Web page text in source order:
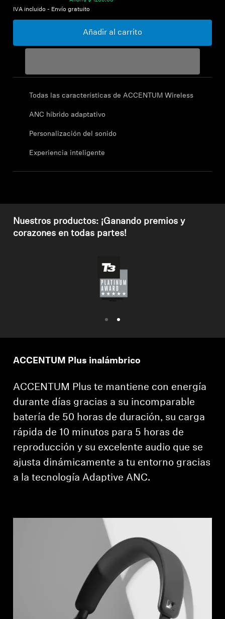
Explorar
Acerca de nosotros
Espacio sonoro
Contactar con el servicio de asistencia
IVA incluido - Envío gratuito
Añadir al carrito
Todas las características de ACCENTUM Wireless
ANC híbrido adaptativo
Personalización del sonido
Experiencia inteligente
Nuestros productos: ¡Ganando premios y
corazones en todas partes!
ACCENTUM Plus inalámbrico
ACCENTUM Plus te mantiene con energía
durante días gracias a su incomparable
batería de 50 horas de duración, su carga
rápida de 10 minutos para 5 horas de
reproducción y su excelente audio que se
ajusta dinámicamente a tu entorno gracias
a la tecnología Adaptive ANC.